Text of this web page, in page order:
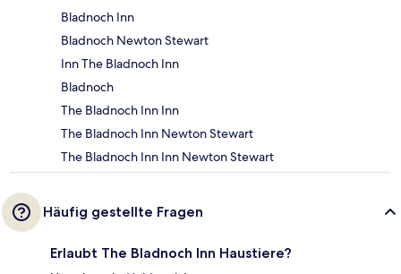
Bladnoch Inn
Bladnoch Newton Stewart
Inn The Bladnoch Inn
Bladnoch
The Bladnoch Inn Inn
The Bladnoch Inn Newton Stewart
The Bladnoch Inn Inn Newton Stewart
Häufig gestellte Fragen
Erlaubt The Bladnoch Inn Haustiere?